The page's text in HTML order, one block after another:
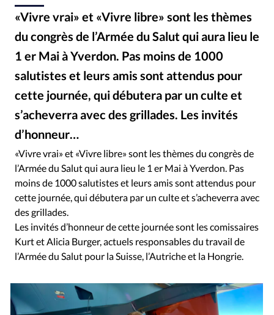
Toute l'actualité
Se connecter
RUBRIQUES
Toute l'actualité Bible Culture
Economie
Eglises
Histoire Laicité
Liberté religieuse
Mission
Monde
Société
«Vivre vrai» et «Vivre libre» sont les thèmes
du congrès de l’Armée du Salut qui aura lieu le
1 er Mai à Yverdon. Pas moins de 1000
salutistes et leurs amis sont attendus pour
cette journée, qui débutera par un culte et
s’acheverra avec des grillades. Les invités
d’honneur…
«Vivre vrai» et «Vivre libre» sont les thèmes du congrès de
l’Armée du Salut qui aura lieu le 1 er Mai à Yverdon. Pas
moins de 1000 salutistes et leurs amis sont attendus pour
cette journée, qui débutera par un culte et s’acheverra avec
des grillades.
Les invités d’honneur de cette journée sont les comissaires
Kurt et Alicia Burger, actuels responsables du travail de
l’Armée du Salut pour la Suisse, l’Autriche et la Hongrie.